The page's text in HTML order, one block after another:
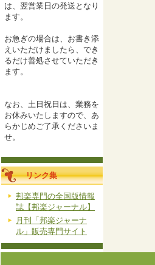
は、翌営業日の発送となり
ます。
お急ぎの場合は、お書き添
えいただけましたら、でき
るだけ善処させていただき
ます。
なお、土日祝日は、業務を
お休みいたしますので、あ
らかじめご了承くださいま
せ。
リンク集
邦楽専門の全国版情報
誌【邦楽ジャーナル】
月刊「邦楽ジャーナ
ル」販売専門サイト